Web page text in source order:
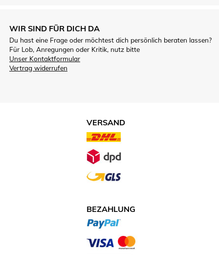
WIR SIND FÜR DICH DA
Du hast eine Frage oder möchtest dich persönlich beraten lassen?
Für Lob, Anregungen oder Kritik, nutz bitte
Unser Kontaktformular
Vertrag widerrufen
VERSAND
VERSANDARTEN.JPG
BEZAHLUNG
ZAHLUNGSARTEN.JPG